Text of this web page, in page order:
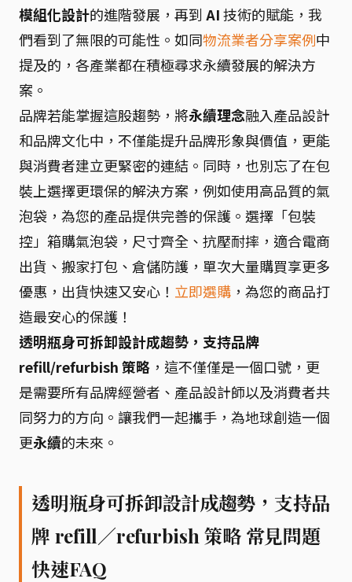
模組化設計的進階發展，再到 AI技術的賦能，我
們看到了無限的可能性。如同物流業者分享案例中
提及的，各產業都在積極尋求永續發展的解決方
案。
品牌若能掌握這股趨勢，將永續理念融入產品設計
和品牌文化中，不僅能提升品牌形象與價值，更能
與消費者建立更緊密的連結。同時，也別忘了在包
裝上選擇更環保的解決方案，例如使用高品質的氣
泡袋，為您的產品提供完善的保護。選擇「包裝
控」箱購氣泡袋，尺寸齊全、抗壓耐摔，適合電商
出貨、搬家打包、倉儲防護，單次大量購買享更多
優惠，出貨快速又安心！ 立即選購 ，為您的商品打
造最安心的保護！
透明瓶身可拆卸設計成趨勢，支持品牌
refill/refurbish 策略 ，這不僅僅是一個口號，更
是需要所有品牌經營者、產品設計師以及消費者共
同努力的方向。讓我們一起攜手，為地球創造一個
更永續的未來。
透明瓶身可拆卸設計成趨勢，支持品
牌 refill／refurbish 策略 常見問題
快速FAQ